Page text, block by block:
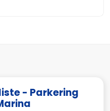
- Parkering